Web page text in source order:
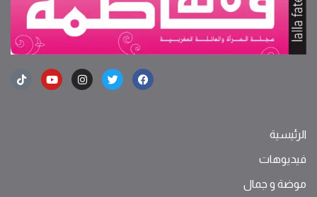
الرئيسية
فيديوهات
موضة ‫و‬ ‫‬‫جمال‬